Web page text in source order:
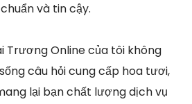
và tin cậy.
Trương Online của tôi không
câu hỏi cung cấp hoa tươi,
lại bạn chất lượng dịch vụ